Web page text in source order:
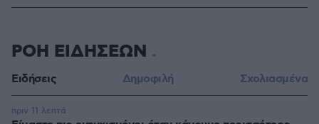
ΡΟΗ ΕΙΔΗΣΕΩΝ
Ειδήσεις Δημοφιλή Σχολιασμένα
πριν 11 λεπτά